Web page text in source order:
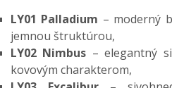
LY01 Palladium – moderný
jemnou štruktúrou,
LY02 Nimbus – elegantný
kovovým charakterom,